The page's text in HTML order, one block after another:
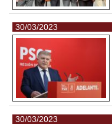
30/03/2023
30/03/2023